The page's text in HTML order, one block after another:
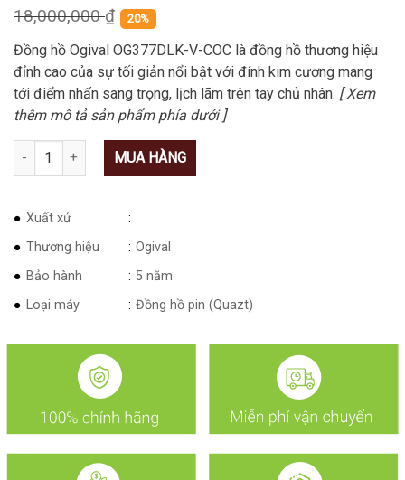
18,000,000₫ 20%
Đồng hồ Ogival OG377DLK-V-COC là đồng hồ thương hiệu
đỉnh cao của sự tối giản nổi bật với đính kim cương mang
tới điểm nhấn sang trọng, lịch lãm trên tay chủ nhân. [ Xem
thêm mô tả sản phẩm phía dưới ]
Số lượng MUA HÀNG
Xuất xứ
Thương hiệu
Ogival
Bảo hành
5 năm
Loại máy
Đồng hồ pin (Quazt)